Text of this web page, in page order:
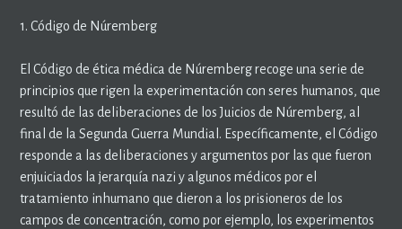
1. Código de Núremberg
El Código de ética médica de Núremberg recoge una serie de
principios que rigen la experimentación con seres humanos, que
resultó de las deliberaciones de los Juicios de Núremberg, al
final de la Segunda Guerra Mundial. Específicamente, el Código
responde a las deliberaciones y argumentos por las que fueron
enjuiciados la jerarquía nazi y algunos médicos por el
tratamiento inhumano que dieron a los prisioneros de los
campos de concentración, como por ejemplo, los experimentos